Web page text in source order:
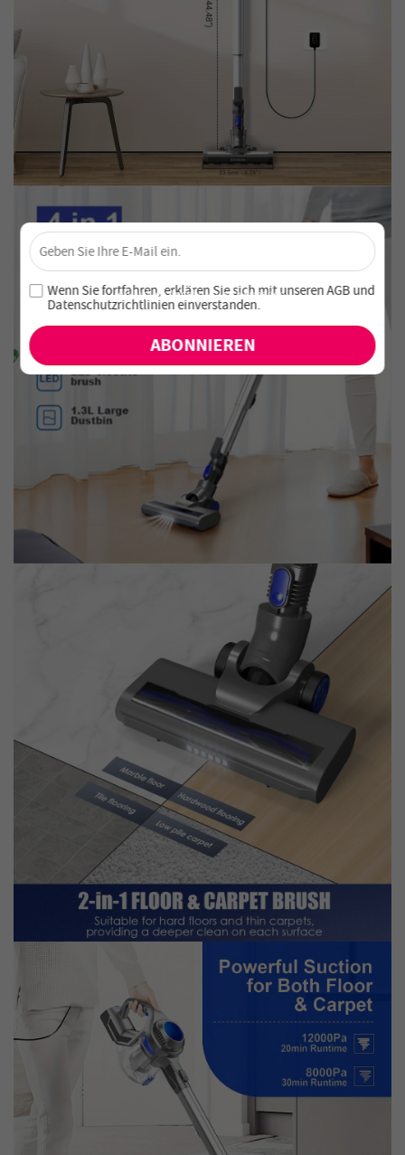
Sichere dir 4 % Rabatt – Jetzt abonnieren!
Melde dich für unseren Newsletter an und verpasse keine
exklusiven Angebote und Neuheiten!
×
Wenn Sie fortfahren, erklären Sie sich mit unserenAGBund
Datenschutzrichtlinien einverstanden.